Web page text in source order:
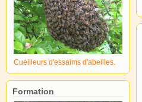
Cueilleurs d'essaims d'abeilles.
Formation